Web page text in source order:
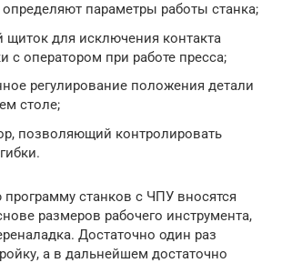
параметры работы станка;
щиток для исключения контакта
с оператором при работе пресса;
регулирование положения детали
столе;
позволяющий контролировать
станков с ЧПУ вносятся
размеров рабочего инструмента,
Достаточно один раз
а в дальнейшем достаточно